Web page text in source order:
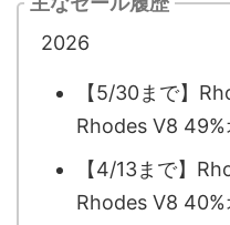
2026
【5/30まで】
Rhodes V8 49%
【4/13まで】
Rhodes V8 40%